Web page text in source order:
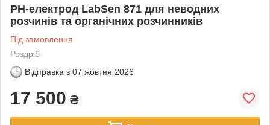
PH-електрод LabSen 871 для неводних
розчинів та органічних розчинників
Під замовлення
Роздріб
Відправка з 07 жовтня 2026
17 500 ₴